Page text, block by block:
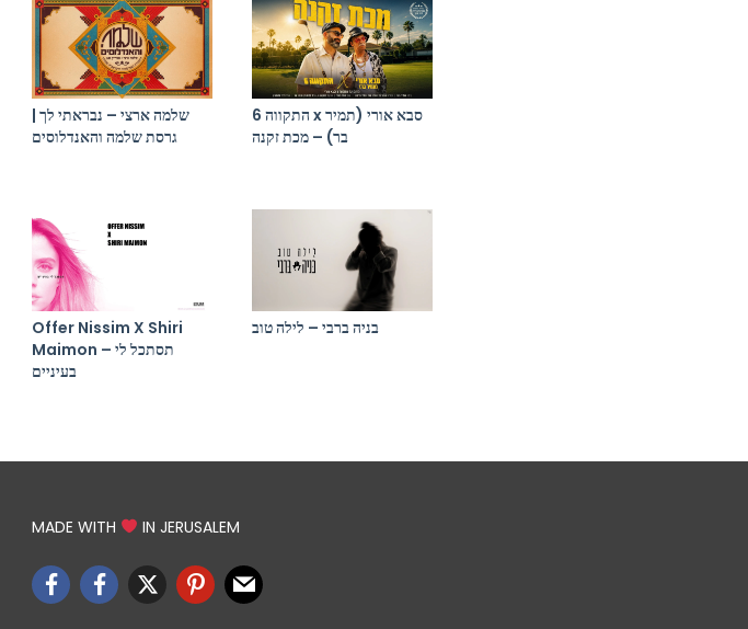
שלמה ארצי – נבראתי לך |
גרסת שלמה והאנדלוסים
התקווה 6 x סבא אורי (תמיר
בר) – מכת זקנה
Offer Nissim X Shiri
Maimon – תסתכל לי
בעיניים
בניה ברבי – לילה טוב
MADE WITH IN JERUSALEM